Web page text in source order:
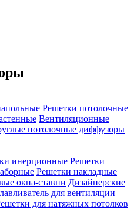
Решетки потолочные
Вентиляционные
потолочные диффузоры
инерционные Решетки
Решетки накладные
окна-ставни Дизайнерские
для вентиляции
для натяжных потолков